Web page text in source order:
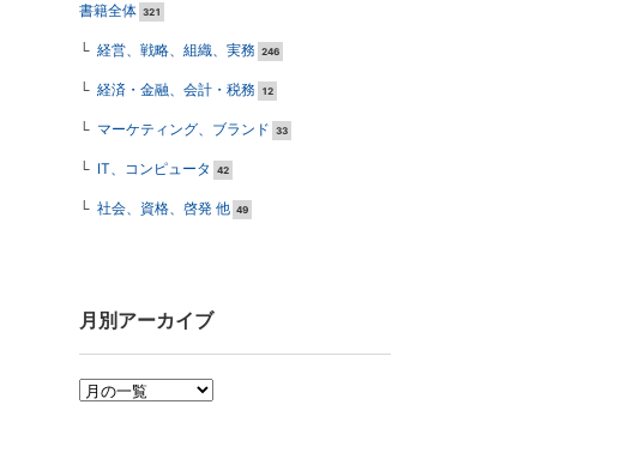
書籍全体 321
経営、戦略、組織、実務 246
経済・金融、会計・税務 12
マーケティング、ブランド 33
IT、コンピュータ 42
社会、資格、啓発 他 49
月別アーカイブ